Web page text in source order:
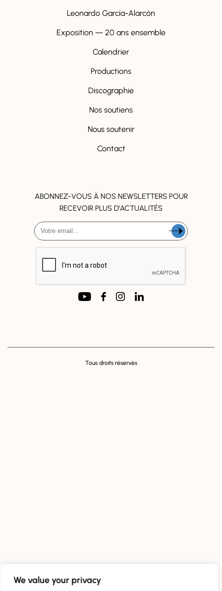
We value your privacy
Leonardo García-Alarcón
Exposition — 20 ans ensemble
Calendrier
Productions
Discographie
Nos soutiens
Nous soutenir
Contact
ABONNEZ-VOUS À NOS NEWSLETTERS POUR
RECEVOIR PLUS D’ACTUALITÉS
Tous droits réservés